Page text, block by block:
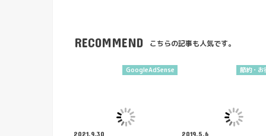
RECOMMEND こちらの記事も人気です。
GoogleAdSense
2021.9.30
節約・お
2019.5.6